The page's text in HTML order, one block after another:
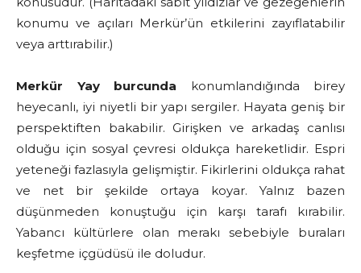
konumu ve açıları Merkür’ün etkilerini zayıflatabilir
veya arttırabilir.)
Merkür Yay burcunda konumlandığında birey
heyecanlı, iyi niyetli bir yapı sergiler. Hayata geniş bir
perspektiften bakabilir. Girişken ve arkadaş canlısı
olduğu için sosyal çevresi oldukça hareketlidir. Espri
yeteneği fazlasıyla gelişmiştir. Fikirlerini oldukça rahat
ve net bir şekilde ortaya koyar. Yalnız bazen
düşünmeden konuştuğu için karşı tarafı kırabilir.
Yabancı kültürlere olan merakı sebebiyle buraları
keşfetme içgüdüsü ile doludur.